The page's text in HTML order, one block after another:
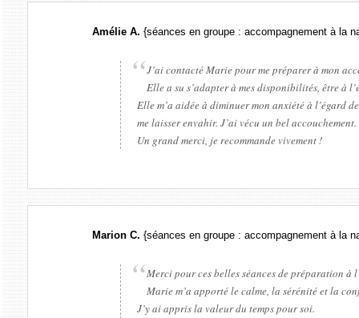
Amélie A. {séances en groupe : accompagnement à la
J’ai contacté Marie pour me préparer à mon
Elle a su s’adapter à mes disponibilités, être à
Elle m’a aidée à diminuer mon anxiété à l’égard
me laisser envahir. J’ai vécu un bel accouchement.
Un grand merci, je recommande vivement !
Marion C. {séances en groupe : accompagnement à la
Merci pour ces belles séances de préparation à
Marie m’a apporté le calme, la sérénité et la
J’y ai appris la valeur du temps pour soi.